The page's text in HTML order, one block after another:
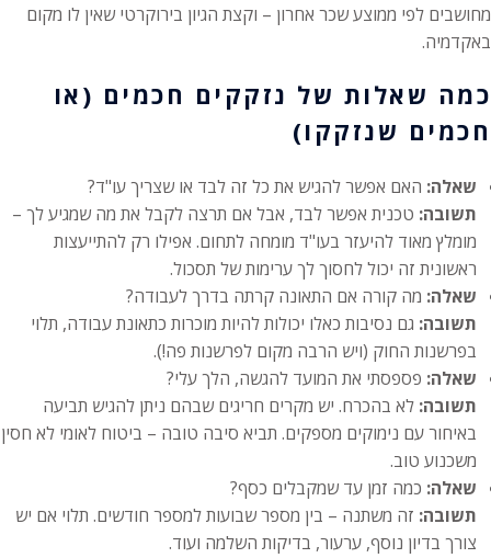
מחושבים לפי ממוצע שכר אחרון – וקצת הגיון בירוקרטי שאין לו מקום
באקדמיה.
כמה שאלות של נזקקים חכמים (או
חכמים שנזקקו)
שאלה: האם אפשר להגיש את כל זה לבד או שצריך עו"ד?
תשובה: טכנית אפשר לבד, אבל אם תרצה לקבל את מה שמגיע לך –
מומלץ מאוד להיעזר בעו"ד מומחה לתחום. אפילו רק להתייעצות
ראשונית זה יכול לחסוך לך ערימות של תסכול.
שאלה: מה קורה אם התאונה קרתה בדרך לעבודה?
תשובה: גם נסיבות כאלו יכולות להיות מוכרות כתאונת עבודה, תלוי
בפרשנות החוק (ויש הרבה מקום לפרשנות פה!).
שאלה: פספסתי את המועד להגשה, הלך עלי?
תשובה: לא בהכרח. יש מקרים חריגים שבהם ניתן להגיש תביעה
באיחור עם נימוקים מספקים. תביא סיבה טובה – ביטוח לאומי לא חסין
משכנוע טוב.
שאלה: כמה זמן עד שמקבלים כסף?
תשובה: זה משתנה – בין מספר שבועות למספר חודשים. תלוי אם יש
צורך בדיון נוסף, ערעור, בדיקות השלמה ועוד.